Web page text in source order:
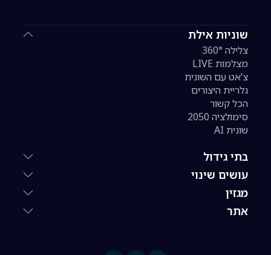
שוניות אילת
צלילה 360°
מצלמות LIVE
צ'אט עם השונית
גלריית היצורים
הכל קשור
סימולציה 2050
שונית AI
בתי גידול
עושים שינוי
מגזין
אתר